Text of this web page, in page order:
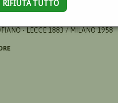
RIFIUTA TUTTO
- LECCE 1883 / MILANO 1958